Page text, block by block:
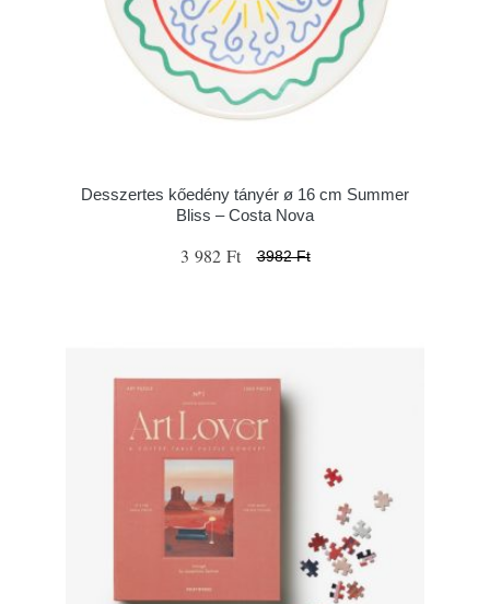
Desszertes kőedény tányér ø 16 cm Summer
Bliss – Costa Nova
3 982 Ft 3982 Ft